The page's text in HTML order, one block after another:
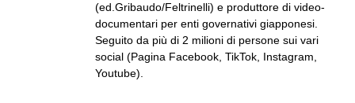
(ed.Gribaudo/Feltrinelli) e produttore di video-
documentari per enti governativi giapponesi.
Seguito da più di 2 milioni di persone sui vari
social (Pagina Facebook, TikTok, Instagram,
Youtube).